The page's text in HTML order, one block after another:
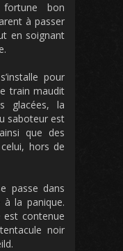
fortune bon
à passer
en soignant
pour
train maudit
glacées, la
saboteur est
que des
hors de
passe dans
la panique.
est contenue
noir